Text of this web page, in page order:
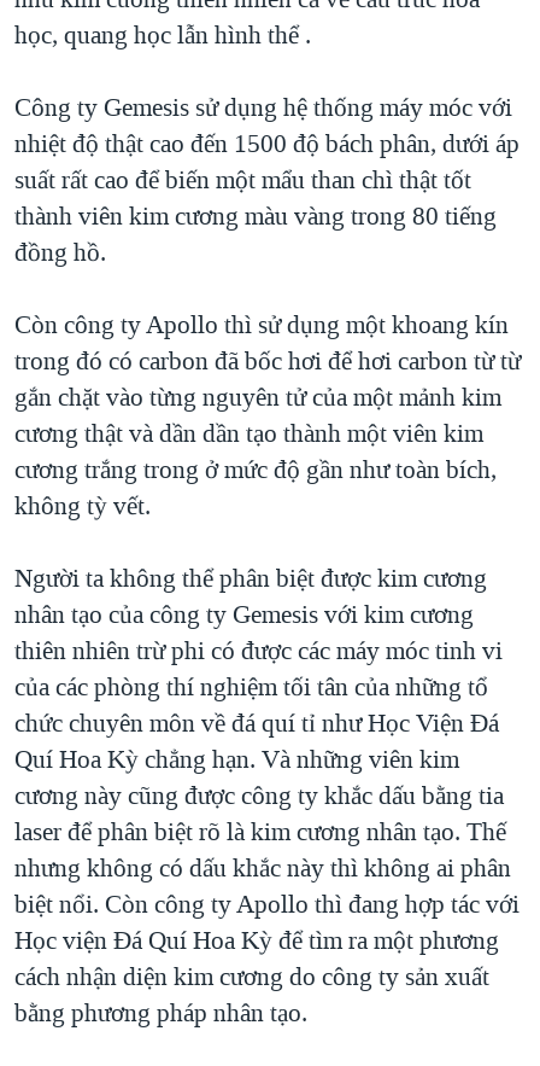
học, quang học lẫn hình thể .
Công ty Gemesis sử dụng hệ thống máy móc với
nhiệt độ thật cao đến 1500 độ bách phân, dưới áp
suất rất cao để biến một mẩu than chì thật tốt
thành viên kim cương màu vàng trong 80 tiếng
đồng hồ.
Còn công ty Apollo thì sử dụng một khoang kín
trong đó có carbon đã bốc hơi để hơi carbon từ từ
gắn chặt vào từng nguyên tử của một mảnh kim
cương thật và dần dần tạo thành một viên kim
cương trắng trong ở mức độ gần như toàn bích,
không tỳ vết.
Người ta không thể phân biệt được kim cương
nhân tạo của công ty Gemesis với kim cương
thiên nhiên trừ phi có được các máy móc tinh vi
của các phòng thí nghiệm tối tân của những tổ
chức chuyên môn về đá quí tỉ như Học Viện Đá
Quí Hoa Kỳ chẳng hạn. Và những viên kim
cương này cũng được công ty khắc dấu bằng tia
laser để phân biệt rõ là kim cương nhân tạo. Thế
nhưng không có dấu khắc này thì không ai phân
biệt nổi. Còn công ty Apollo thì đang hợp tác với
Học viện Đá Quí Hoa Kỳ để tìm ra một phương
cách nhận diện kim cương do công ty sản xuất
bằng phương pháp nhân tạo.